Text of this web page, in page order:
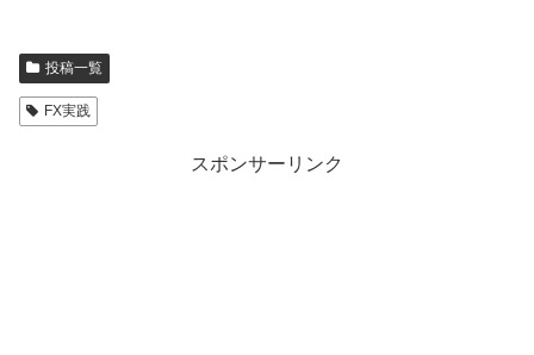
投稿一覧
FX実践
スポンサーリンク